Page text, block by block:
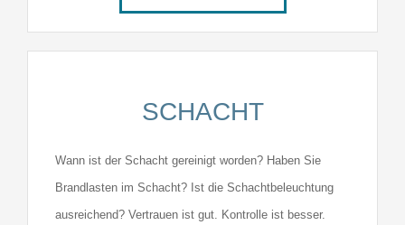
SCHACHT
Wann ist der Schacht gereinigt worden? Haben Sie
Brandlasten im Schacht? Ist die Schachtbeleuchtung
ausreichend? Vertrauen ist gut. Kontrolle ist besser.